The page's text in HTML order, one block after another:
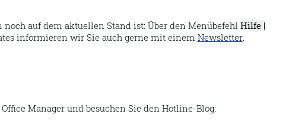
auf dem aktuellen Stand ist: Über den Menübefehl Hilfe |
informieren wir Sie auch gerne mit einem Newsletter.
Manager und besuchen Sie den Hotline-Blog: